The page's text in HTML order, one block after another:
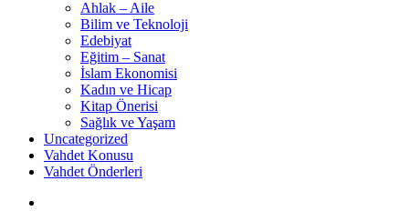
Ahlak – Aile
Bilim ve Teknoloji
Edebiyat
Eğitim – Sanat
İslam Ekonomisi
Kadın ve Hicap
Kitap Önerisi
Sağlık ve Yaşam
Uncategorized
Vahdet Konusu
Vahdet Önderleri